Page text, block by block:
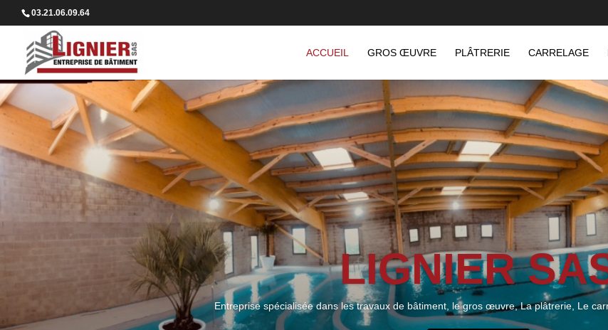
03.21.06.09.64
ACCUEIL GROS ŒUVRE PLÂTRERIE CARRELAGE
LIGNIER
Entreprise spécialisée dans les travaux de bâtiment, le gros œuvre, La plâtrerie, Le